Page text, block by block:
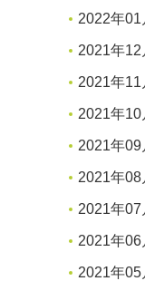
2022年01
2021年12
2021年11
2021年10
2021年09
2021年08
2021年07
2021年06
2021年05